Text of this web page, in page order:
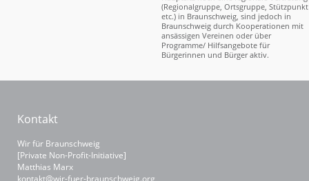
(Regionalgruppe, Ortsgruppe, Stützpunkt
etc.) in Braunschweig, sind jedoch in
Braunschweig durch Kooperationen mit
ansässigen Vereinen oder über
Programme/ Hilfsangebote für
Bürgerinnen und Bürger aktiv.
Kontakt
Wir für Braunschweig
[Private Non-Profit-Initiative]
Matthias Marx